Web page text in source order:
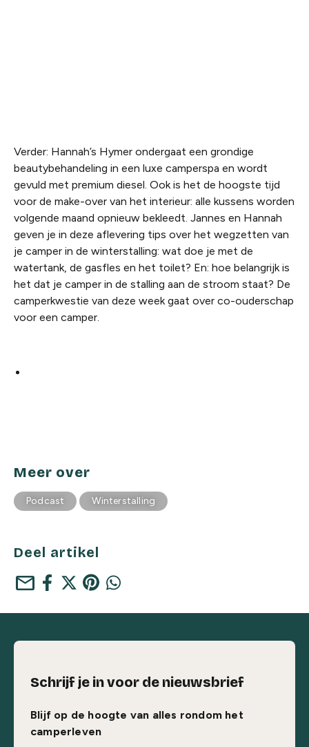
Verder: Hannah’s Hymer ondergaat een grondige
beautybehandeling in een luxe camperspa en wordt
gevuld met premium diesel. Ook is het de hoogste tijd
voor de make-over van het interieur: alle kussens worden
volgende maand opnieuw bekleedt. Jannes en Hannah
geven je in deze aflevering tips over het wegzetten van
je camper in de winterstalling: wat doe je met de
watertank, de gasfles en het toilet? En: hoe belangrijk is
het dat je camper in de stalling aan de stroom staat? De
camperkwestie van deze week gaat over co-ouderschap
voor een camper.
Meer over
Podcast Winterstalling
Deel artikel
mail
Schrijf je in voor de nieuwsbrief
Blijf op de hoogte van alles rondom het
camperleven